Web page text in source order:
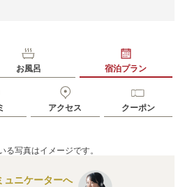
お風呂 宿泊プラン
アクセス クーポン
る写真はイメージです。
ュニケーターへ